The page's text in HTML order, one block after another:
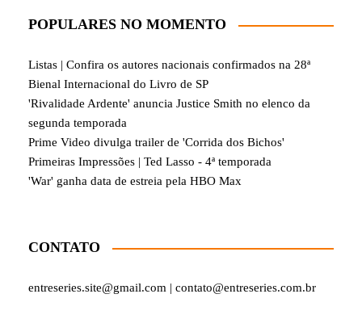
POPULARES NO MOMENTO
Listas | Confira os autores nacionais confirmados na 28ª
Bienal Internacional do Livro de SP
'Rivalidade Ardente' anuncia Justice Smith no elenco da
segunda temporada
Prime Video divulga trailer de 'Corrida dos Bichos'
Primeiras Impressões | Ted Lasso - 4ª temporada
'War' ganha data de estreia pela HBO Max
CONTATO
entreseries.site@gmail.com | contato@entreseries.com.br